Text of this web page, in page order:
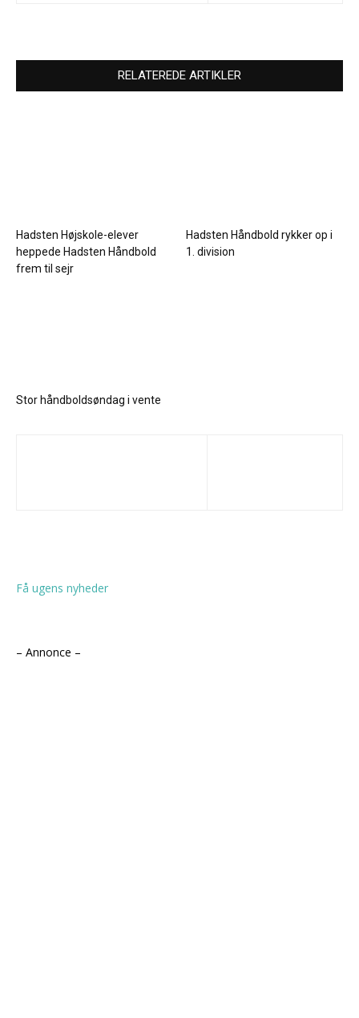
RELATEREDE ARTIKLER
Hadsten Højskole-elever
heppede Hadsten Håndbold
frem til sejr
Hadsten Håndbold rykker op i
1. division
Stor håndboldsøndag i vente
Få ugens nyheder
– Annonce –